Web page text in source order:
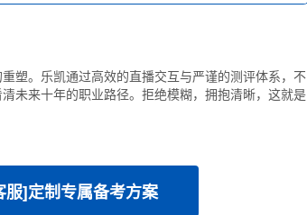
塑。乐凯通过高效的直播交互与严谨的测评体系，不
未来十年的职业路径。拒绝模糊，拥抱清晰，这就是
服]定制专属备考方案